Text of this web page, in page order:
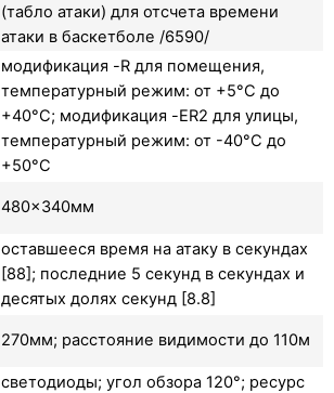
(табло атаки) для отсчета времени
атаки в баскетболе /6590/
модификация -R для помещения,
температурный режим: от +5°C до
+40°C; модификация -ER2 для улицы,
температурный режим: от -40°C до
+50°C
480×340мм
оставшееся время на атаку в секундах
[88]; последние 5 секунд в секундах и
десятых долях секунд [8.8]
270мм; расстояние видимости до 110м
светодиоды; угол обзора 120°; ресурс